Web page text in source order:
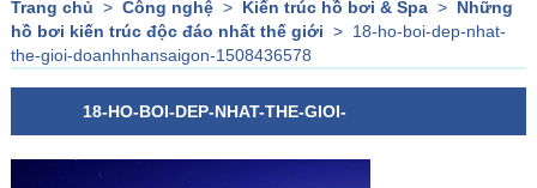
Trang chủ > Công nghệ> Kiến trúc hồ bơi & Spa> Những
hồ bơi kiến trúc độc đáo nhất thế giới > 18-ho-boi-dep-nhat-
the-gioi-doanhnhansaigon-1508436578
18-HO-BOI-DEP-NHAT-THE-GIOI-
DOANHNHANSAIGON-1508436578